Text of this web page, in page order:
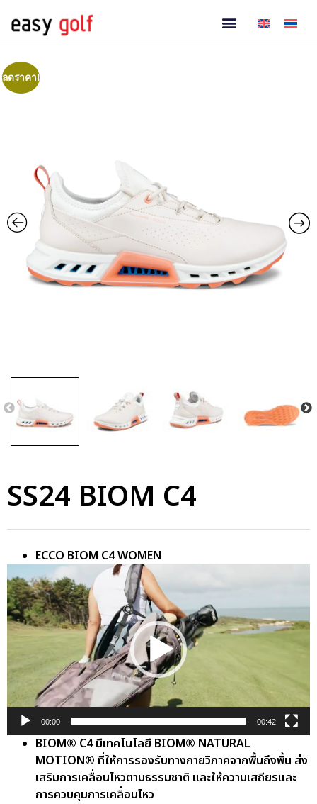
ลดราคา!
SS24 BIOM C4
ECCO BIOM C4 WOMEN
ตัว
เล่น
ไฟล์
วิดีโอ
00:00 00:42
BIOM® C4 มีเทคโนโลยี BIOM® NATURAL
MOTION® ที่ให้การรองรับทางกายวิภาคจากพื้นถึงพื้น ส่ง
เสริมการเคลื่อนไหวตามธรรมชาติ และให้ความเสถียรและ
การควบคุมการเคลื่อนไหว